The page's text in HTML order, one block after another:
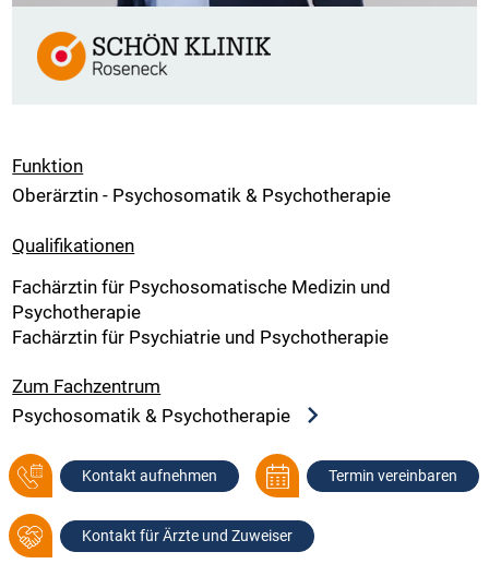
Funktion
Oberärztin - Psychosomatik & Psychotherapie
Qualifikationen
Fachärztin für Psychosomatische Medizin und
Psychotherapie
Fachärztin für Psychiatrie und Psychotherapie
Zum Fachzentrum
Psychosomatik & Psychotherapie
Kontakt aufnehmen Termin vereinbaren
Kontakt für Ärzte und Zuweiser